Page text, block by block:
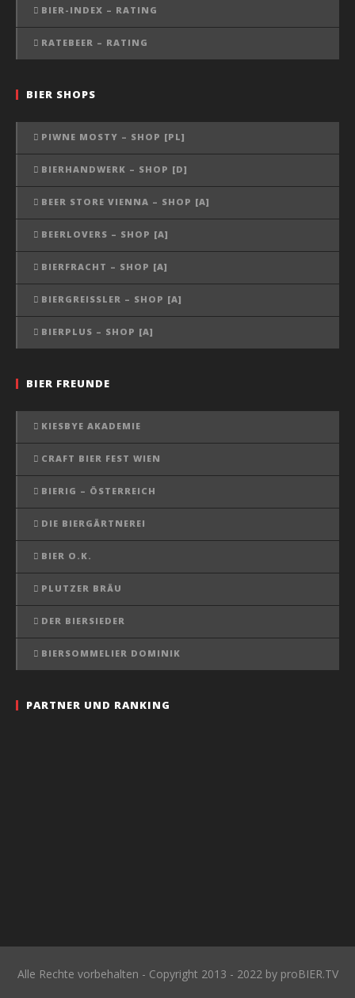
BIER-INDEX – RATING
RATEBEER – RATING
BIER SHOPS
PIWNE MOSTY – SHOP [PL]
BIERHANDWERK – SHOP [D]
BEER STORE VIENNA – SHOP [A]
BEERLOVERS – SHOP [A]
BIERFRACHT – SHOP [A]
BIERGREISSLER – SHOP [A]
BIERPLUS – SHOP [A]
BIER FREUNDE
KIESBYE AKADEMIE
CRAFT BIER FEST WIEN
BIERIG – ÖSTERREICH
DIE BIERGÄRTNEREI
BIER O.K.
PLUTZER BRÄU
DER BIERSIEDER
BIERSOMMELIER DOMINIK
PARTNER UND RANKING
Alle Rechte vorbehalten - Copyright 2013 - 2022 by proBIER.TV